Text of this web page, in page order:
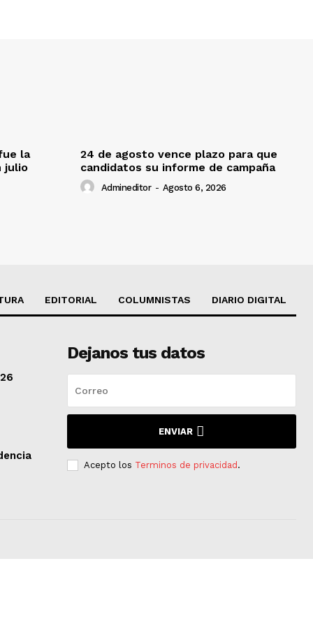
la
julio
24 de agosto vence plazo para que
candidatos su informe de campaña
Admineditor - Agosto 6, 2026
EDITORIAL COLUMNISTAS DIARIO DIGITAL
Dejanos tus datos
ENVIAR
Acepto los Terminos de privacidad .